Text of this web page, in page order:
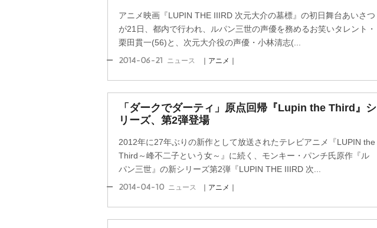
アニメ映画『LUPIN THE IIIRD 次元大介の墓標』の初日舞台あいさつ
が21日、都内で行われ、ルパン三世の声優を務めるお笑いタレント・
栗田貫一(56)と、次元大介役の声優・小林清志(...
2014-06-21 ニュース ｜アニメ｜
「ダークでダーティ」原点回帰『Lupin the Third』シ
リーズ、第2弾登場
2012年に27年ぶりの新作として放送されたテレビアニメ『LUPIN the
Third～峰不二子という女～』に続く、モンキー・パンチ氏原作『ル
パン三世』の新シリーズ第2弾『LUPIN THE IIIRD 次...
2014-04-10 ニュース ｜アニメ｜